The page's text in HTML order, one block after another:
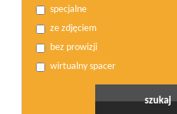
specjalne
ze zdjęciem
bez prowizji
wirtualny spacer